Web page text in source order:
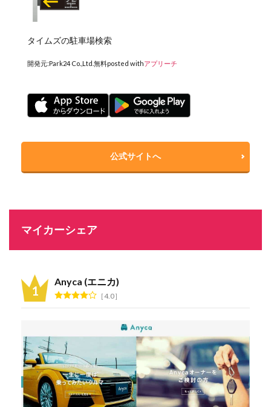
タイムズの駐車場検索
開発元:Park24 Co.,Ltd. 無料posted withアプリーチ
公式サイトへ
マイカーシェア
Anyca (エニカ)
4.0